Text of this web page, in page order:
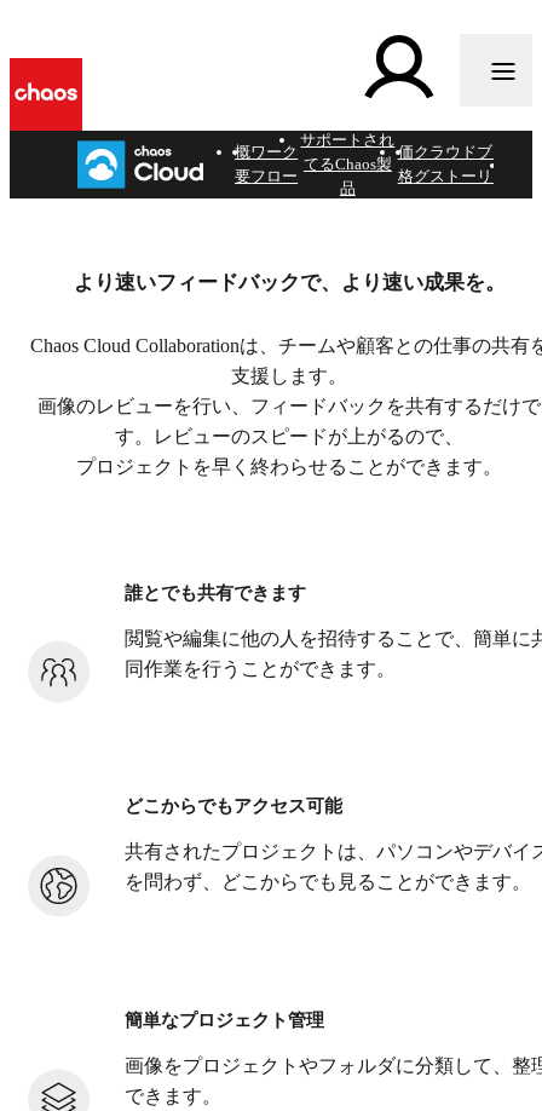
Collaboration ベタ
ー版
クラウドにょる高速かつ簡単なデザインレビュー。
今すぐ試す
概
要
ワーク
フロー
サポートされ
てるChaos製
品
価
格
クラウドブロ
グストーリー
より速いフィードバックで、より速い成果を。
Chaos Cloud Collaborationは、チームや顧客との仕事の共有
支援します。
画像のレビューを行い、フィードバックを共有するだけで
す。レビューのスピードが上がるので、
プロジェクトを早く終わらせることができます。
誰とでも共有できます
閲覧や編集に他の人を招待することで、簡単に
同作業を行うことができます。
どこからでもアクセス可能
共有されたプロジェクトは、パソコンやデバイ
を問わず、どこからでも見ることができます。
簡単なプロジェクト管理
画像をプロジェクトやフォルダに分類して、整
できます。